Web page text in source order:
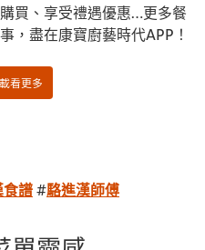
購買、享受禮遇優惠…更多餐
，盡在康寶廚藝時代APP！
食譜#駱進漢師傅